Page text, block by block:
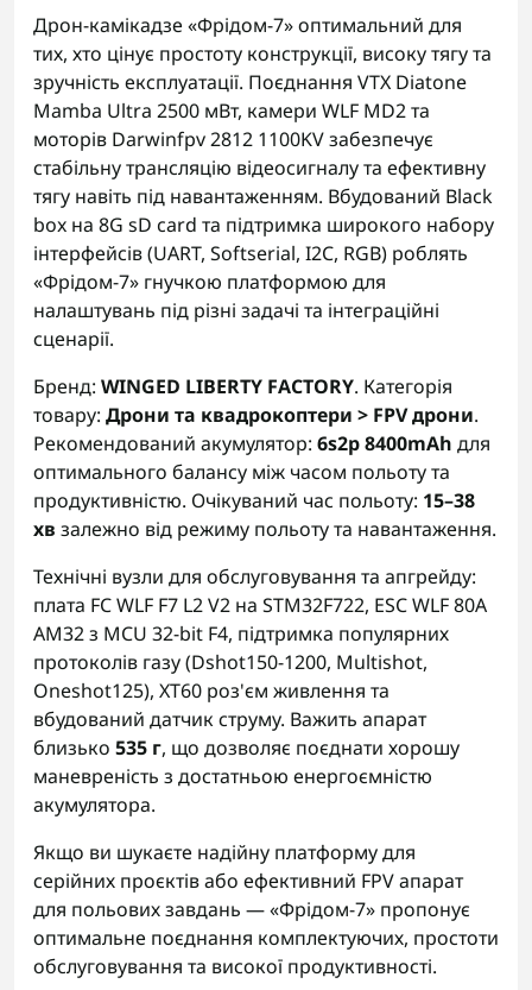
Дрон-камікадзе «Фрідом-7» оптимальний для
тих, хто цінує простоту конструкції, високу тягу та
зручність експлуатації. Поєднання VTX Diatone
Mamba Ultra 2500 мВт, камери WLF MD2 та
моторів Darwinfpv 2812 1100KV забезпечує
стабільну трансляцію відеосигналу та ефективну
тягу навіть під навантаженням. Вбудований Black
box на 8G sD card та підтримка широкого набору
інтерфейсів (UART, Softserial, I2C, RGB) роблять
«Фрідом-7» гнучкою платформою для
налаштувань під різні задачі та інтеграційні
сценарії.
Бренд: WINGED LIBERTY FACTORY. Категорія
товару: Дрони та квадрокоптери > FPV дрони.
Рекомендований акумулятор: 6s2p 8400mAh для
оптимального балансу між часом польоту та
продуктивністю. Очікуваний час польоту: 15–38
хв залежно від режиму польоту та навантаження.
Технічні вузли для обслуговування та апгрейду:
плата FC WLF F7 L2 V2 на STM32F722, ESC WLF 80A
AM32 з MCU 32-bit F4, підтримка популярних
протоколів газу (Dshot150-1200, Multishot,
Oneshot125), XT60 роз'єм живлення та
вбудований датчик струму. Важить апарат
близько 535 г, що дозволяє поєднати хорошу
маневреність з достатньою енергоємністю
акумулятора.
Якщо ви шукаєте надійну платформу для
серійних проєктів або ефективний FPV апарат
для польових завдань — «Фрідом-7» пропонує
оптимальне поєднання комплектуючих, простоти
обслуговування та високої продуктивності.